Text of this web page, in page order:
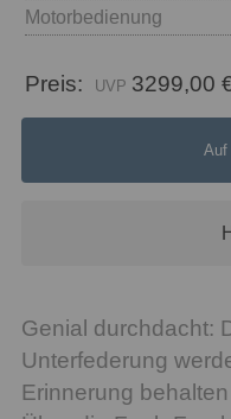
Motorbedienung
Preis: 3299,00
Auf
Genial durchdacht:
Unterfederung
Erinnerung